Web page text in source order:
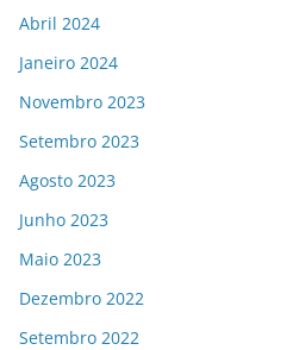
Abril 2024
Janeiro 2024
Novembro 2023
Setembro 2023
Agosto 2023
Junho 2023
Maio 2023
Dezembro 2022
Setembro 2022